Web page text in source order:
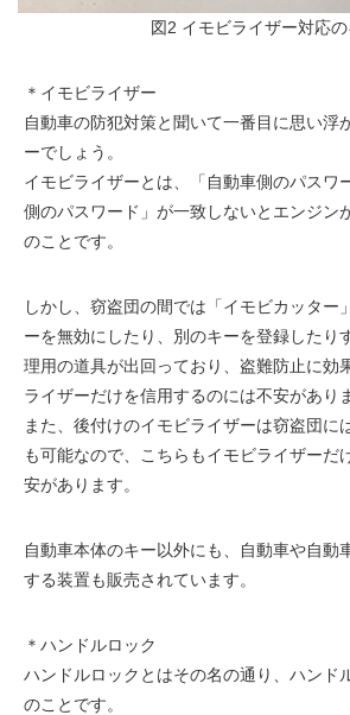
図2 イモビライザー対応
＊イモビライザー
自動車の防犯対策と聞いて一番目に思い浮
ーでしょう。
イモビライザーとは、「自動車側のパスワ
側のパスワード」が一致しないとエンジン
のことです。
しかし、窃盗団の間では「イモビカッター
ーを無効にしたり、別のキーを登録したり
理用の道具が出回っており、盗難防止に効
ライザーだけを信用するのには不安があり
また、後付けのイモビライザーは窃盗団に
も可能なので、こちらもイモビライザーだ
安があります。
自動車本体のキー以外にも、自動車や自動
する装置も販売されています。
＊ハンドルロック
ハンドルロックとはその名の通り、ハンド
のことです。